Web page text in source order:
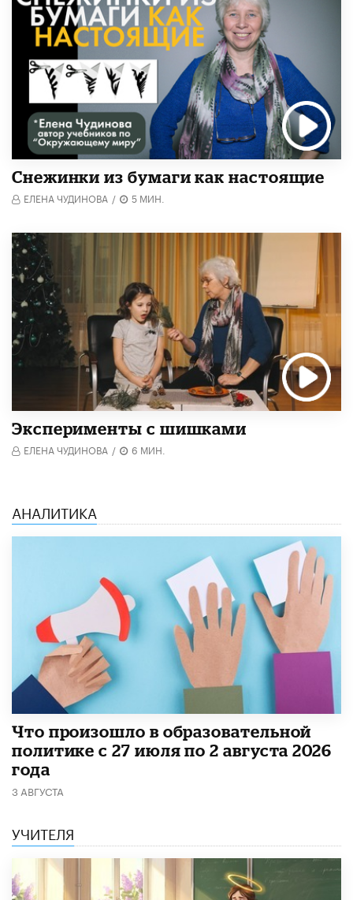
Снежинки из бумаги как настоящие
ЕЛЕНА ЧУДИНОВА / 5 МИН.
Эксперименты с шишками
ЕЛЕНА ЧУДИНОВА / 6 МИН.
АНАЛИТИКА
​Что произошло в образовательной
политике с 27 июля по 2 августа 2026
года
3 АВГУСТА
УЧИТЕЛЯ